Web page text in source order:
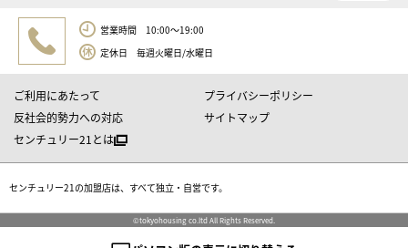
営業時間 10:00～19:00
定休日 毎週火曜日/水曜日
ご利用にあたって
プライバシーポリシー
反社会的勢力への対応
サイトマップ
センチュリー21とは
センチュリー21の加盟店は、すべて独立・自営です。
©tokyohousing co.ltd All Rights Reserved.